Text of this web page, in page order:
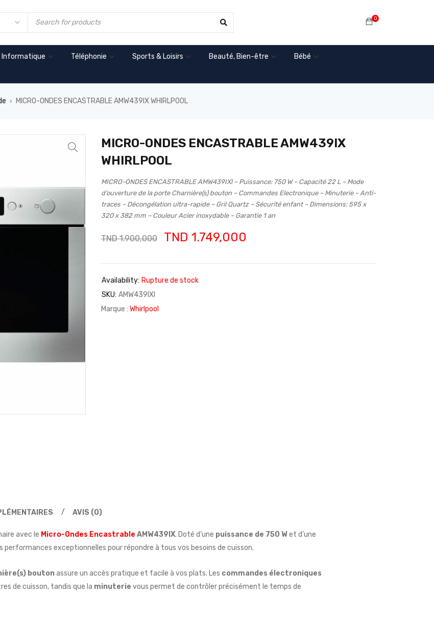
0
Informatique Téléphonie Sports & Loisirs Beauté, Bien-être
Bébé
› MICRO-ONDES ENCASTRABLE AMW439IX WHIRLPOOL
MICRO-ONDES ENCASTRABLE AMW439IX
WHIRLPOOL
MICRO-ONDES ENCASTRABLE AMW439IXl – Puissance: 750 W – Capacité 22 L – Mode
d’ouverture de la porte Charnière(s) bouton – Commandes Electronique – Minuterie – Anti-
traces – Décongélation ultra-rapide – Gril Quartz – Sécurité enfant – Dimensions: 595 x
320 x 382 mm – Couleur Acier inoxydable – Garantie 1 an
TND1.900,000 TND 1.749,000
Availability: Rupture de stock
SKU: AMW439IXl
Marque : Whirlpool
AVIS (0)
avec le Micro-Ondes Encastrable AMW439IX. Doté d’une puissance de 750 Wet d’une
performances exceptionnelles pour répondre à tous vos besoins de cuisson.
bouton assure un accès pratique et facile à vos plats. Les commandes électroniques
de cuisson, tandis que la minuterie vous permet de contrôler précisément le temps de